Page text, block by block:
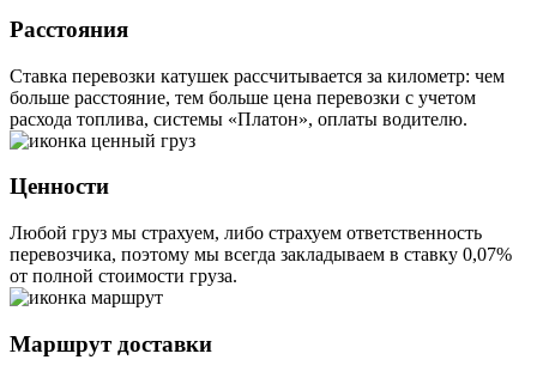
Расстояния
Ставка перевозки катушек рассчитывается за километр: чем
больше расстояние, тем больше цена перевозки с учетом
расхода топлива, системы «Платон», оплаты водителю.
Ценности
Любой груз мы страхуем, либо страхуем ответственность
перевозчика, поэтому мы всегда закладываем в ставку 0,07%
от полной стоимости груза.
Маршрут доставки